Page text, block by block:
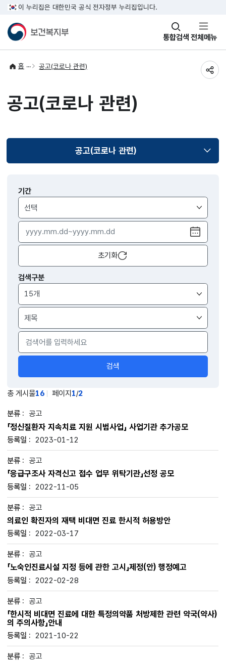
이 누리집은 대한민국 공식 전자정부 누리집입니다.
통합검색
창
열기 전체메뉴
홈 공고(코로나 관련)
공고(코로나 관련)
공고(코로나 관련)
선택됨
알림
>
공지사항
검색
기간
달력
열기
초기화
검색구분
검색구분
검색
총 게시물16 페이지 1/2
공고
「정신질환자 지속치료 지원 시범사업」 사업기관 추가공모
2023-01-12
공고
「응급구조사 자격신고 접수 업무 위탁기관」선정 공모
2022-11-05
공고
의료인 확진자의 재택 비대면 진료 한시적 허용방안
2022-03-17
공고
「노숙인진료시설 지정 등에 관한 고시」제정(안) 행정예고
2022-02-28
공고
「한시적 비대면 진료에 대한 특정의약품 처방제한 관련 약국(약사)
의 주의사항」안내
2021-10-22
공고